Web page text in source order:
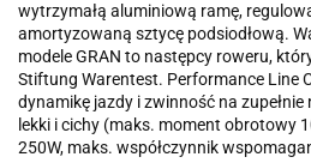
wytrzymałą aluminiową ramę,
amortyzowaną sztycę podsiodłową.
modele GRAN to następcy roweru,
Stiftung Warentest. Performance Line
dynamikę jazdy i zwinność na
lekki i cichy (maks. moment obrotowy
250W, maks. współczynnik